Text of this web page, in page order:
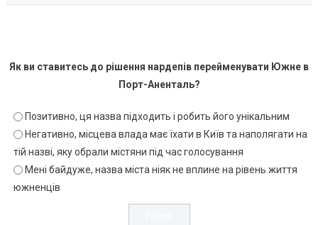
Як ви ставитесь до рішення нардепів перейменувати Южне в
Порт-Аненталь?
Позитивно, ця назва підходить і робить його унікальним
Негативно, місцева влада має їхати в Київ та наполягати на
тій назві, яку обрали містяни під час голосування
Мені байдуже, назва міста ніяк не вплине на рівень життя
южненців